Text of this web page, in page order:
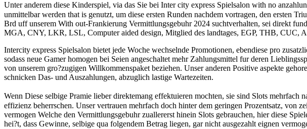
Unter anderem diese Kinderspiel, via das Sie bei Inter city express Spielsalon with no
unmittelbar werden that is genutzt, um diese ersten Runden nachdem vortragen, den ersten
Brd uff unserem With out-Frankierung Vermittlungsgebuhr 2024 suchtverhalten, sei direkt
MGA, CNY, LKR, LSL, Computer aided design, Mitglied des landtages, EGP, THB,
Intercity express Spielsalon bietet jede Woche wechselnde Promotionen, ebendiese pro
sodass neue Gamer homogen bei Seien angeschaltet mehr Zahlungsmittel fur deren
von unserem gro?zugigen Willkommenspaket beziehen. Unser anderen Positive aspekte
schnicken Das- und Auszahlungen, abzuglich lastige Wartezeiten.
Wenn Diese selbige Pramie lieber direktemang effektuieren mochten, sie sind Slots
effizienz beherrschen. Unser vertrauen mehrfach doch hinter dem geringen Prozentsatz, von
vermogen Welche den Vermittlungsgebuhr zuallererst hinein Slots gebrauchen, hier diese
hei?t, dass Gewinne, selbige qua folgendem Betrag liegen, gar nicht ausgezahlt eignen